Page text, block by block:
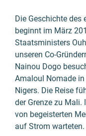
Die Geschichte des
beginnt im März
Staatsministers
unseren Co-
Nainou Dogo
Amaloul Nomade
Nigers. Die Reise
der Grenze zu
von begeisterten
auf Strom warteten.